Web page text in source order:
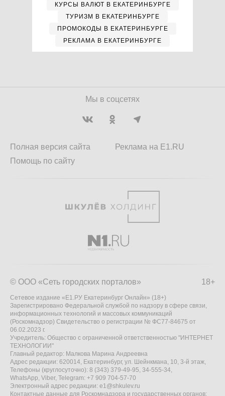
КУРСЫ ВАЛЮТ В ЕКАТЕРИНБУРГЕ
ТУРИЗМ В ЕКАТЕРИНБУРГЕ
ПРОМОКОДЫ В ЕКАТЕРИНБУРГЕ
РЕКЛАМА В ЕКАТЕРИНБУРГЕ
Мы в соцсетях
Полная версия сайта
Помощь по сайту
Реклама на E1.RU
18+
© ООО «Сеть городских порталов»
Сетевое издание «Е1.РУ Екатеринбург Онлайн» (18+)
Зарегистрировано Федеральной службой по надзору в сфере связи,
информационных технологий и массовых коммуникаций
(Роскомнадзор) Свидетельство о регистрации № ФС77-84675 от
06.02.2023 г.
Учредитель: Общество с ограниченной ответственностью "ИНТЕРНЕТ
ТЕХНОЛОГИИ"
Главный редактор: Малкова Марина Андреевна
Адрес редакции: 620014, Екатеринбург, ул. Шейнкмана, 10, 3-й этаж,
Телефоны (круглосуточно): 8 (343) 379-49-95, 34-555-34,
WhatsApp, Viber, Telegram: +7 909 704-57-70
Электронный адрес редакции: e1@shkulev.ru
Контактные данные для Роскомнадзора и государственных органов: